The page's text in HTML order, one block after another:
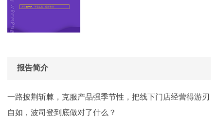
报告简介
一路披荆斩棘，克服产品强季节性，把线下门店经营得游刃
自如，波司登到底做对了什么？